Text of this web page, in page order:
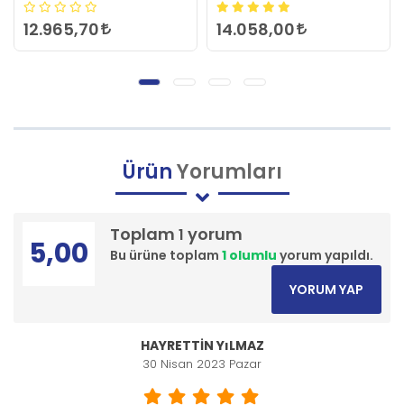
12.965,70 14.058,00
ÜrünYorumları
Toplam 1 yorum
Bu ürüne toplam 1 olumlu yorum yapıldı.
5,00
YORUM YAP
HAYRETTİN YıLMAZ
30 Nisan 2023 Pazar